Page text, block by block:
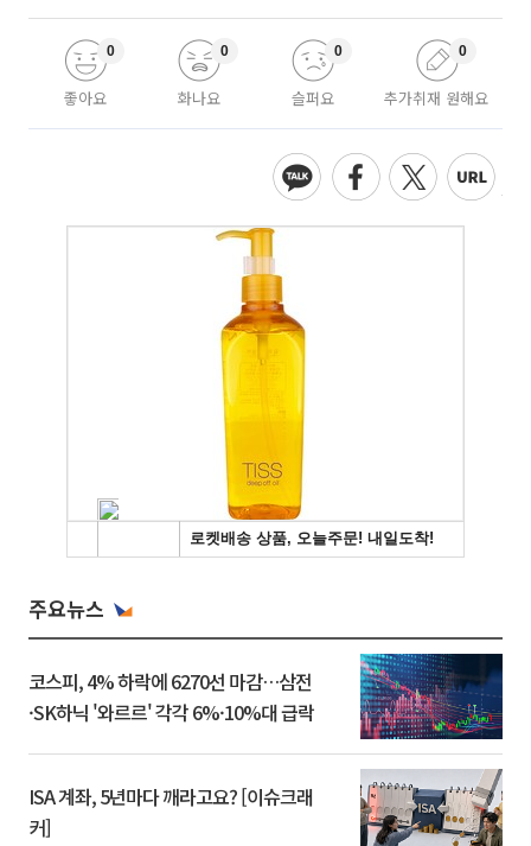
좋아요
0
화나요
0
슬퍼요
0
추가취재 원해요
0
주요뉴스
코스피, 4% 하락에 6270선 마감…삼전
·SK하닉 '와르르' 각각 6%·10%대 급락
ISA 계좌, 5년마다 깨라고요? [이슈크래
커]